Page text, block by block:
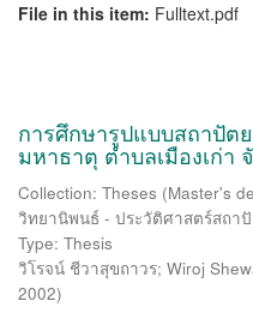
File in this item: Fulltext.pdf
การศึกษารูปแบบสถาปั
มหาธาตุ ตำบลเมืองเก่า
Collection: Theses (Master's
วิทยานิพนธ์ - ประวัติศาสตร์สถา
Type: Thesis
วิโรจน์ ชีวาสุขถาวร; Wiroj
2002)